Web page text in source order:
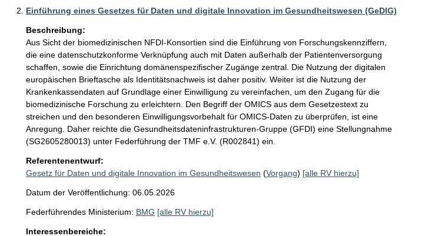
Einführung eines Gesetzes für Daten und digitale Innovation im Gesundheitswesen (GeDIG)
Beschreibung:
Aus Sicht der biomedizinischen NFDI-Konsortien sind die Einführung von Forschungskennziffern,
die eine datenschutzkonforme Verknüpfung auch mit Daten außerhalb der Patientenversorgung
schaffen, sowie die Einrichtung domänenspezifischer Zugänge zentral. Die Nutzung der digitalen
europäischen Brieftasche als Identitätsnachweis ist daher positiv. Weiter ist die Nutzung der
Krankenkassendaten auf Grundlage einer Einwilligung zu vereinfachen, um den Zugang für die
biomedizinische Forschung zu erleichtern. Den Begriff der OMICS aus dem Gesetzestext zu
streichen und den besonderen Einwilligungsvorbehalt für OMICS-Daten zu überprüfen, ist eine
Anregung. Daher reichte die Gesundheitsdateninfrastrukturen-Gruppe (GFDI) eine Stellungnahme
(SG2605280013) unter Federführung der TMF e.V. (R002841) ein.
Referentenentwurf:
Gesetz für Daten und digitale Innovation im Gesundheitswesen (Vorgang) [alle RV hierzu]
Datum der Veröffentlichung: 06.05.2026
Federführendes Ministerium: BMG [alle RV hierzu]
Interessenbereiche: